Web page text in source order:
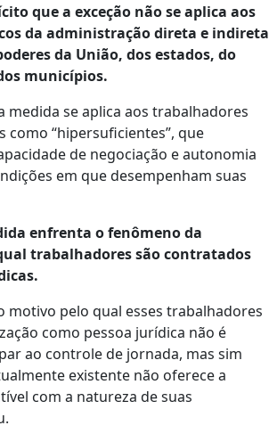
que a exceção não se aplica aos
da administração direta e indireta
da União, dos estados, do
municípios.
medida se aplica aos trabalhadores
como “hipersuficientes”, que
de negociação e autonomia
em que desempenham suas
enfrenta o fenômeno da
trabalhadores são contratados
motivo pelo qual esses trabalhadores
como pessoa jurídica não é
ao controle de jornada, mas sim
existente não oferece a
com a natureza de suas